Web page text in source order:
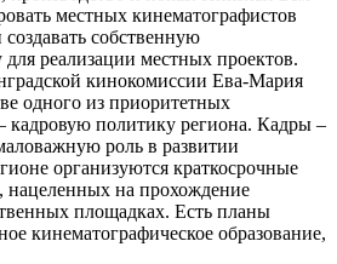
местных кинематографистов
создавать собственную
реализации местных проектов.
кинокомиссии Ева-Мария
одного из приоритетных
кадровую политику региона. Кадры –
роль в развитии
организуются краткосрочные
нацеленных на прохождение
площадках. Есть планы
кинематографическое образование,